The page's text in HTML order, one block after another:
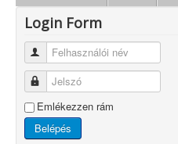
Login Form
Felhasználói név
Jelszó
Emlékezzen rám
Belépés